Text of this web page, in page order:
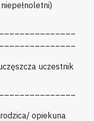
uczestnik
opiekuna